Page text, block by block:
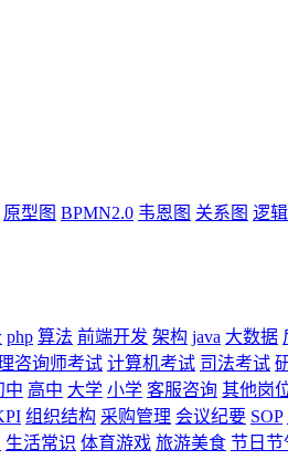
原型图 BPMN2.0 韦恩图 关系图 逻
php 算法 前端开发 架构 java 大数据
咨询师考试 计算机考试 司法考试
中 高中 大学 小学 客服咨询 其他岗
组织结构 采购管理 会议纪要 SOP
生活常识 体育游戏 旅游美食 节日节